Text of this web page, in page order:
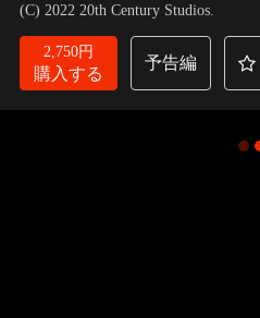
の忠告を無視して、夫の遺品を調
らなかった亡き夫の秘密に次々と
(C) 2022 20th Century Studios.
2,750円
購入する
予告編